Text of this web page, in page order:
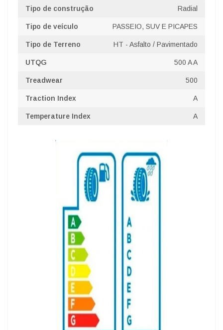
Tipo de construção Radial
Tipo de veículo PASSEIO, SUV E PICAPES
Tipo de Terreno HT - Asfalto / Pavimentado
UTQG 500 A A
Treadwear 500
Traction Index A
Temperature Index A